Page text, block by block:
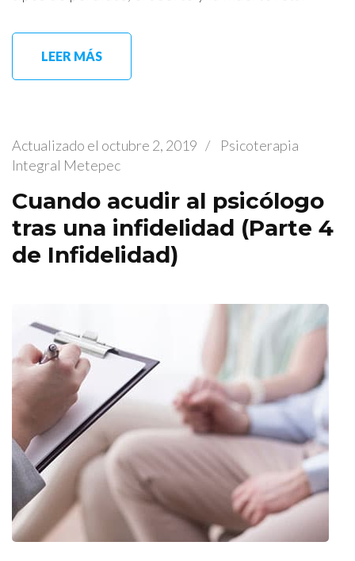
LEER MÁS
Actualizado el octubre 2, 2019 /
Psicoterapia
Integral Metepec
Cuando acudir al psicólogo
tras una infidelidad (Parte 4
de Infidelidad)